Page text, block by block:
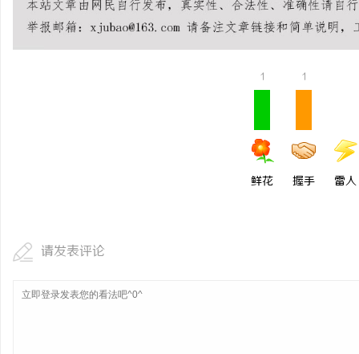
1
鲜花
1
握手 雷人
请发表评论